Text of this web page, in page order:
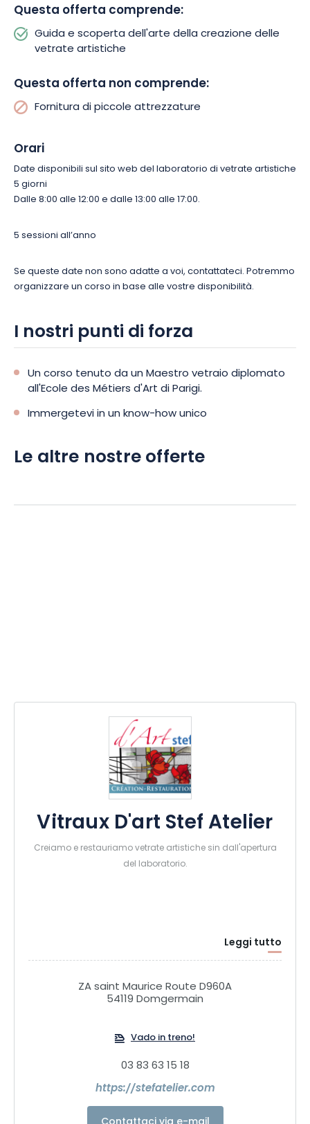
Questa offerta comprende:
Guida e scoperta dell'arte della creazione delle
vetrate artistiche
Questa offerta non comprende:
Fornitura di piccole attrezzature
Orari
Date disponibili sul sito web del laboratorio di vetrate artistiche
5 giorni
Dalle 8:00 alle 12:00 e dalle 13:00 alle 17:00.
5 sessioni all’anno
Se queste date non sono adatte a voi, contattateci. Potremmo
organizzare un corso in base alle vostre disponibilità.
I nostri punti di forza
Un corso tenuto da un Maestro vetraio diplomato
all'Ecole des Métiers d'Art di Parigi.
Immergetevi in un know-how unico
Le altre nostre offerte
Vitraux D'art Stef Atelier
Creiamo e restauriamo vetrate artistiche sin dall'apertura
del laboratorio.
Leggi tutto
ZA saint Maurice Route D960A
54119 Domgermain
Vado in treno!
03 83 63 15 18
https://stefatelier.com